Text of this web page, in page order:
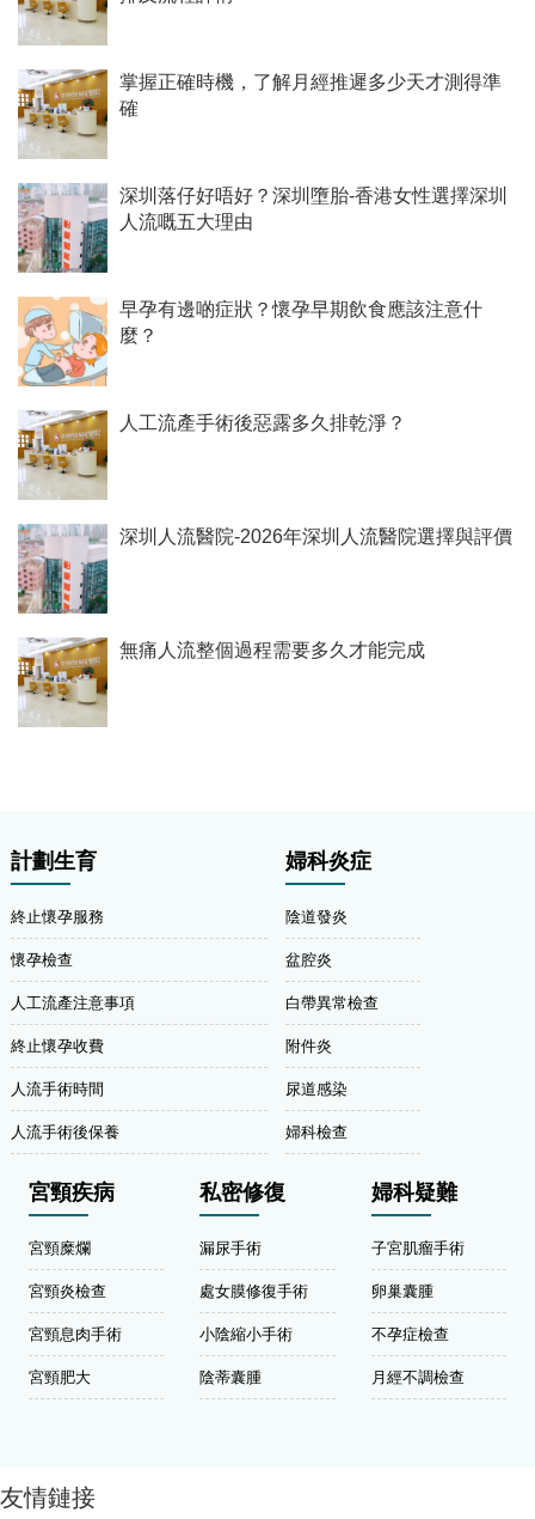
掌握正確時機，了解月經推遲多少天才測得準
確
深圳落仔好唔好？深圳墮胎-香港女性選擇深圳
人流嘅五大理由
早孕有邊啲症狀？懷孕早期飲食應該注意什
麼？
人工流產手術後惡露多久排乾淨？
深圳人流醫院-2026年深圳人流醫院選擇與評價
無痛人流整個過程需要多久才能完成
計劃生育
終止懷孕服務
懷孕檢查
人工流產注意事項
終止懷孕收費
人流手術時間
人流手術後保養
婦科炎症
陰道發炎
盆腔炎
白帶異常檢查
附件炎
尿道感染
婦科檢查
宮頸疾病
宮頸糜爛
宮頸炎檢查
宮頸息肉手術
宮頸肥大
私密修復
漏尿手術
處女膜修復手術
小陰縮小手術
陰蒂囊腫
婦科疑難
子宮肌瘤手術
卵巢囊腫
不孕症檢查
月經不調檢查
友情鏈接